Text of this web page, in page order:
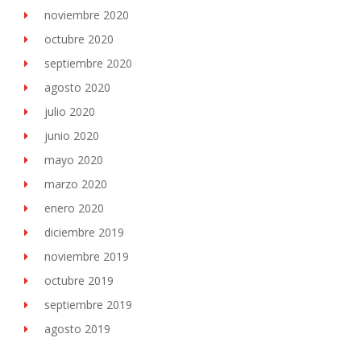
noviembre 2020
octubre 2020
septiembre 2020
agosto 2020
julio 2020
junio 2020
mayo 2020
marzo 2020
enero 2020
diciembre 2019
noviembre 2019
octubre 2019
septiembre 2019
agosto 2019